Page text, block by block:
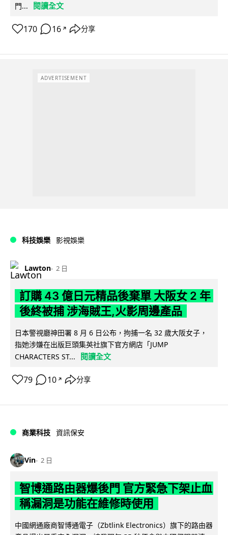
門...
閱讀全文
170 16 ↗ 分享
ADVERTISEMENT
科技娛樂 影視娛樂
Lawton 2 日
訂購 43 億日元精品後棄單 大阪女 2 年
後終被捕 涉海賊王,火影周邊產品
日本警視廳神田署 8 月 6 日公布，拘捕一名 32 歲大阪女子，
指她涉嫌在出版巨頭集英社旗下官方網店「JUMP
CHARACTERS ST...
閱讀全文
79 10 ↗ 分享
商業科技 資訊保安
Vin 2 日
智博通路由器爆後門 官方緊急下架止血
稱漏洞是功能在維修時使用
中國網通廠商智博通電子（Zbtlink Electronics）旗下的路由器